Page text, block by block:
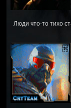
Люди что-то тихо